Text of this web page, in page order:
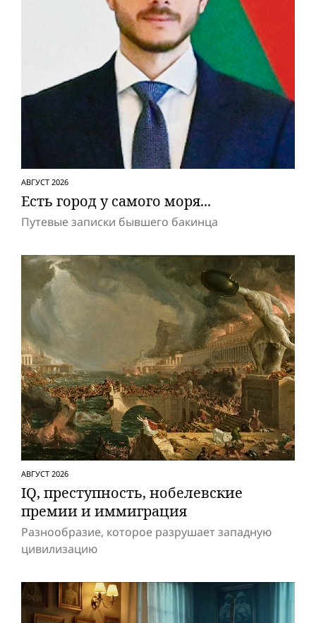
АВГУСТ 2026
Есть город у самого моря...
Путевые записки бывшего бакинца
АВГУСТ 2026
IQ, преступность, нобелевские
премии и иммиграция
Разнообразие, которое разрушает западную
цивилизацию